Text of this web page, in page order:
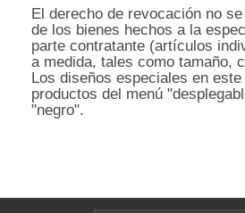
El derecho de revocación no
de los bienes hechos a la
parte contratante (artículos
a medida, tales como tamaño,
Los diseños especiales en
productos del menú
"negro".